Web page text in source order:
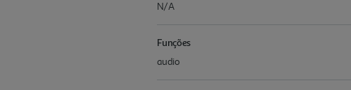
N/A
Funções
audio